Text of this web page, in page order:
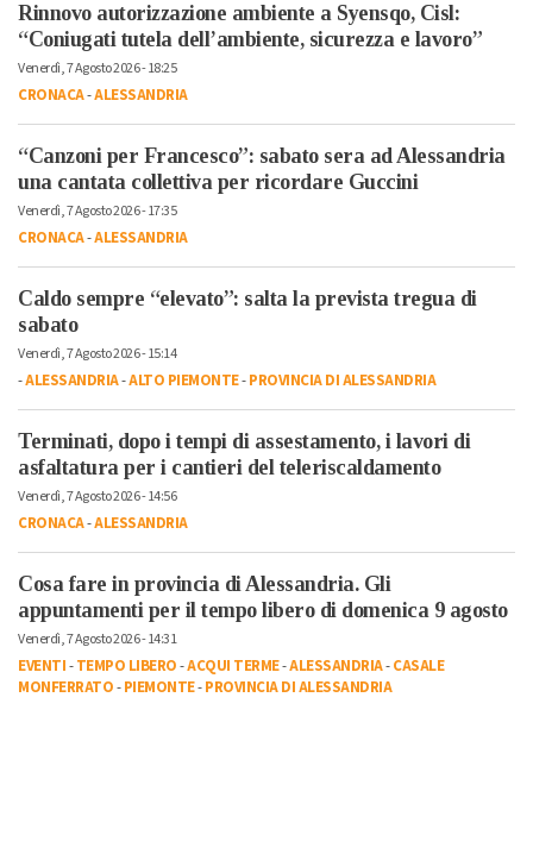
Rinnovo autorizzazione ambiente a Syensqo, Cisl:
“Coniugati tutela dell’ambiente, sicurezza e lavoro”
Venerdì, 7 Agosto 2026 - 18:25
CRONACA-ALESSANDRIA
“Canzoni per Francesco”: sabato sera ad Alessandria
una cantata collettiva per ricordare Guccini
Venerdì, 7 Agosto 2026 - 17:35
CRONACA-ALESSANDRIA
Caldo sempre “elevato”: salta la prevista tregua di
sabato
Venerdì, 7 Agosto 2026 - 15:14
-ALESSANDRIA-ALTO PIEMONTE-PROVINCIA DI ALESSANDRIA
Terminati, dopo i tempi di assestamento, i lavori di
asfaltatura per i cantieri del teleriscaldamento
Venerdì, 7 Agosto 2026 - 14:56
CRONACA-ALESSANDRIA
Cosa fare in provincia di Alessandria. Gli
appuntamenti per il tempo libero di domenica 9 agosto
Venerdì, 7 Agosto 2026 - 14:31
EVENTI-TEMPO LIBERO-ACQUI TERME-ALESSANDRIA-CASALE
MONFERRATO-PIEMONTE-PROVINCIA DI ALESSANDRIA